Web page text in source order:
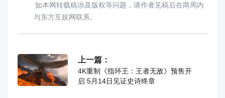
·如本网转载稿涉及版权等问题，请作者见稿后在两周内
与东方互娱网联系。
上一篇：
4K重制《指环王：王者无敌》预售开
启 5月14日见证史诗终章